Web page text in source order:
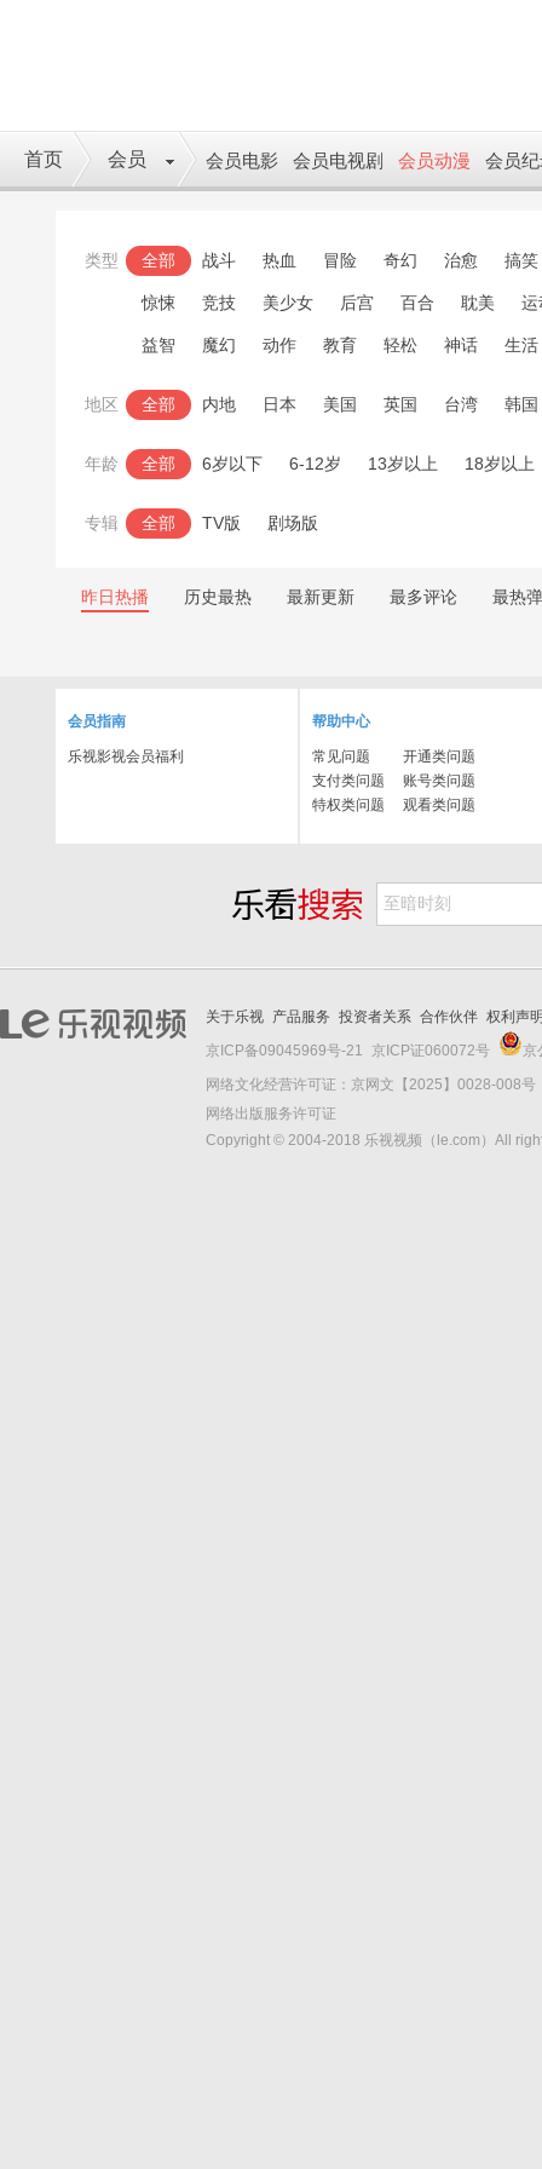
首页 会员 会员电影 会员电视剧 会员动漫 会员
类型 全部 战斗 热血 冒险 奇幻 治愈 搞笑
惊悚 竞技 美少女 后宫 百合 耽美 运
益智 魔幻 动作 教育 轻松 神话 生活
地区 全部 内地 日本 美国 英国 台湾 韩国
年龄 全部 6岁以下 6-12岁 13岁以上 18岁以上
专辑 全部 TV版 剧场版
昨日热播 历史最热 最新更新 最多评论 最热
会员指南
乐视影视会员福利
帮助中心
常见问题
开通类问题
支付类问题
账号类问题
特权类问题
观看类问题
关于乐视 产品服务 投资者关系 合作伙伴 权利声
京ICP备09045969号-21
京ICP证060072号
京
网络文化经营许可证：京网文【2025】0028-008号
网络出版服务许可证
Copyright © 2004-2018 乐视视频（le.com）All